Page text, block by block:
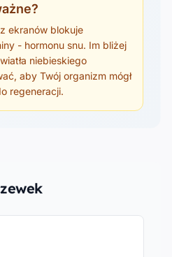
ekranów blokuje
- hormonu snu. Im bliżej
niebieskiego
aby Twój organizm mógł
regeneracji.